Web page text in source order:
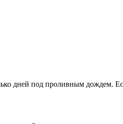
дней под проливным дождем.